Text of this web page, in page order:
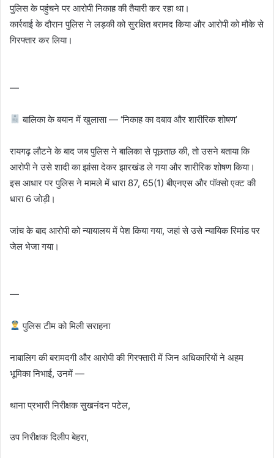
पुलिस के पहुंचने पर आरोपी निकाह की तैयारी कर रहा था।
कार्रवाई के दौरान पुलिस ने लड़की को सुरक्षित बरामद किया और आरोपी को मौके से
गिरफ्तार कर लिया।
—
बालिका के बयान में खुलासा — ‘निकाह का दबाव और शारीरिक शोषण’
रायगढ़ लौटने के बाद जब पुलिस ने बालिका से पूछताछ की, तो उसने बताया कि
आरोपी ने उसे शादी का झांसा देकर झारखंड ले गया और शारीरिक शोषण किया।
इस आधार पर पुलिस ने मामले में धारा 87, 65(1) बीएनएस और पॉक्सो एक्ट की
धारा 6 जोड़ी।
जांच के बाद आरोपी को न्यायालय में पेश किया गया, जहां से उसे न्यायिक रिमांड पर
जेल भेजा गया।
—
पुलिस टीम को मिली सराहना
नाबालिग की बरामदगी और आरोपी की गिरफ्तारी में जिन अधिकारियों ने अहम
भूमिका निभाई, उनमें —
थाना प्रभारी निरीक्षक सुखनंदन पटेल,
उप निरीक्षक दिलीप बेहरा,